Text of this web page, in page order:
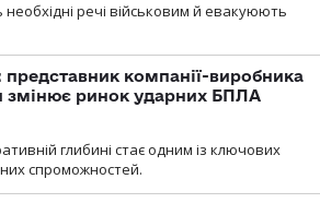
речі військовим й евакуюють
компанії-виробника
змінює ринок ударних БПЛА
глибині стає одним із ключових
спроможностей.